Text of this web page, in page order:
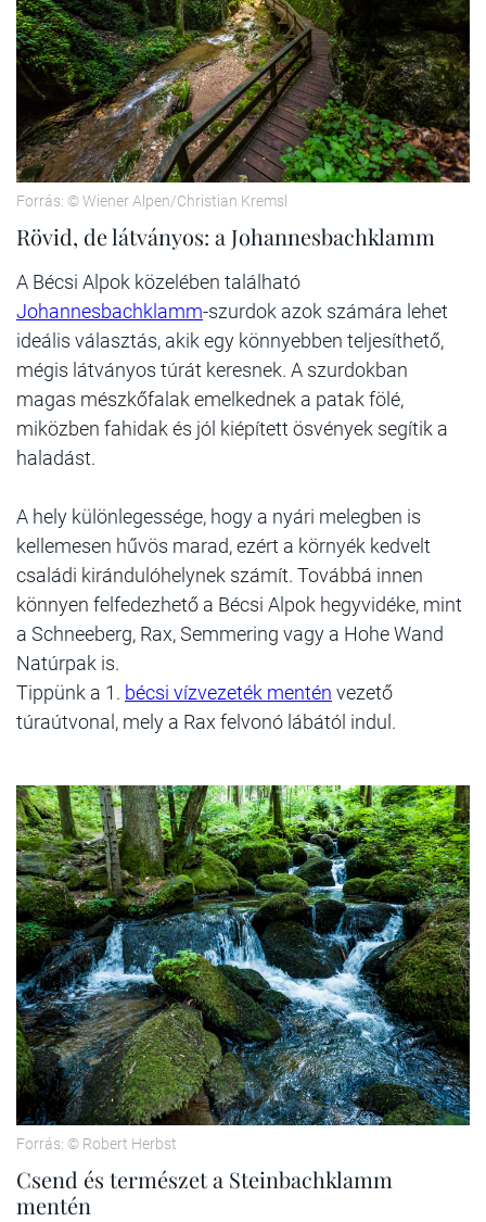
Forrás: © Wiener Alpen/Christian Kremsl
Rövid, de látványos: a Johannesbachklamm
A Bécsi Alpok közelében található
Johannesbachklamm-szurdok azok számára lehet
ideális választás, akik egy könnyebben teljesíthető,
mégis látványos túrát keresnek. A szurdokban
magas mészkőfalak emelkednek a patak fölé,
miközben fahidak és jól kiépített ösvények segítik a
haladást.
A hely különlegessége, hogy a nyári melegben is
kellemesen hűvös marad, ezért a környék kedvelt
családi kirándulóhelynek számít. Továbbá innen
könnyen felfedezhető a Bécsi Alpok hegyvidéke, mint
a Schneeberg, Rax, Semmering vagy a Hohe Wand
Natúrpak is.
Tippünk a 1. bécsi vízvezeték mentén vezető
túraútvonal, mely a Rax felvonó lábától indul.
Forrás: © Robert Herbst
Csend és természet a Steinbachklamm
mentén